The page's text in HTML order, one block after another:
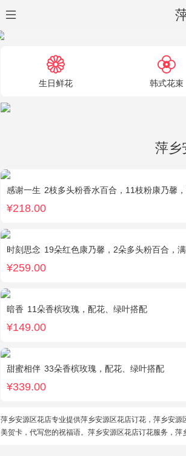
生日鲜花 韩式花束
萍乡
感谢一生 2枝多头粉香水百合，11枝粉康乃馨，满天星+绿叶
¥218.00
时刻思念 19朵红色康乃馨，2朵多头粉百合，满天星、绿
¥259.00
暗香 11朵香槟玫瑰，配花、绿叶搭配
¥149.00
甜蜜相伴 33朵香槟玫瑰，配花、绿叶搭配
¥339.00
萍乡安源区花店专业提供萍乡安源区花店订花，萍乡安
美贺卡，代写您的祝福语。萍乡安源区花店订花服务，